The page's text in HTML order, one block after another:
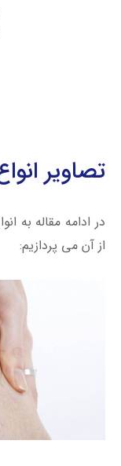
تصاویر
در ادامه مقاله به
از آن می پردازیم: